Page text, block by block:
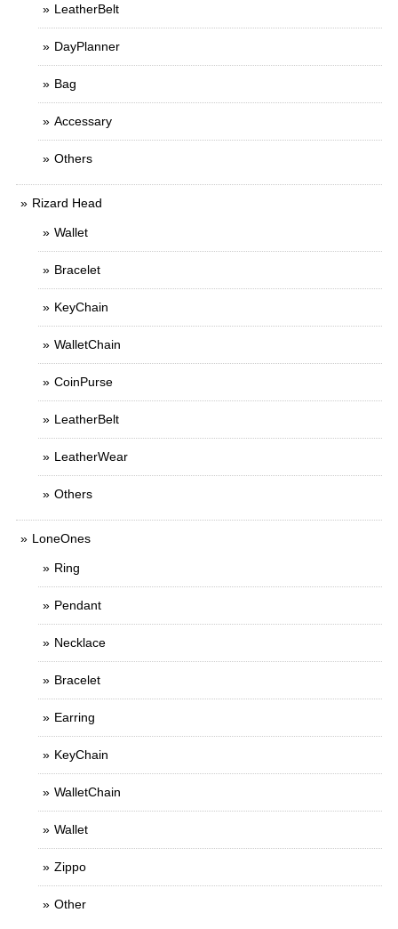
LeatherBelt
DayPlanner
Bag
Accessary
Others
Rizard Head
Wallet
Bracelet
KeyChain
WalletChain
CoinPurse
LeatherBelt
LeatherWear
Others
LoneOnes
Ring
Pendant
Necklace
Bracelet
Earring
KeyChain
WalletChain
Wallet
Zippo
Other